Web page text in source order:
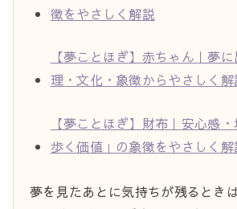
徴をやさしく解説
【夢ことほぎ】赤ちゃん｜夢
理・文化・象徴からやさしく解
【夢ことほぎ】財布｜安心感
歩く価値」の象徴をやさしく解
夢を見たあとに気持ちが残るときは